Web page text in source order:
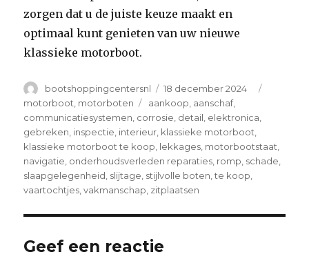
zorgen dat u de juiste keuze maakt en
optimaal kunt genieten van uw nieuwe
klassieke motorboot.
Author
bootshoppingcentersnl
Posted
on
18 december 2024
motorboot motorboten Tags
aankoop aanschaf,
communicatiesystemen corrosie detail elektronica
gebreken inspectie interieur klassieke motorboot
klassieke motorboot te koop lekkages motorbootstaat
navigatie onderhoudsverleden reparaties romp schade
slaapgelegenheid slijtage stijlvolle boten ,te koop
vaartochtjes ,vakmanschap zitplaatsen
Geef een reactie